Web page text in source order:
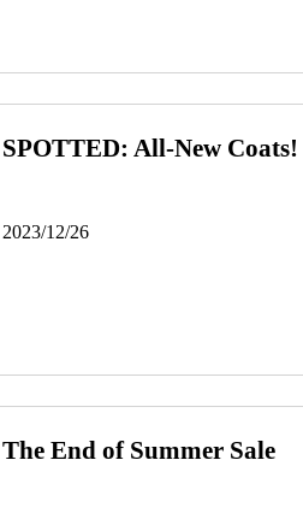
SPOTTED: All-New Coats!
2023/12/26
The End of Summer Sale